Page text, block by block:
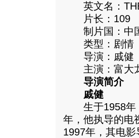
英文名：THE
片长：109
制片国：中
类型：剧情
导演：戚健
主演：富大
导演简介
戚健
生于1958年，
年，他执导的电
1997年，其电